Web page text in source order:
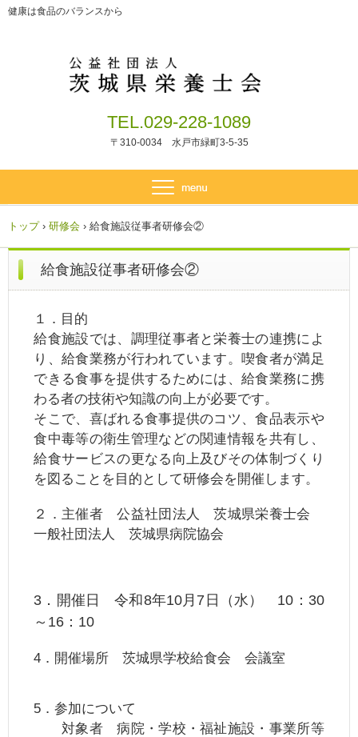
健康は食品のバランスから
TEL.029-228-1089
〒310-0034 水戸市緑町3-5-35
トップ › 研修会 › 給食施設従事者研修会②
給食施設従事者研修会②
１．目的
給食施設では、調理従事者と栄養士の連携によ
り、給食業務が行われています。喫食者が満足
できる食事を提供するためには、給食業務に携
わる者の技術や知識の向上が必要です。
そこで、喜ばれる食事提供のコツ、食品表示や
食中毒等の衛生管理などの関連情報を共有し、
給食サービスの更なる向上及びその体制づくり
を図ることを目的として研修会を開催します。
２．主催者 公益社団法人 茨城県栄養士会
一般社団法人 茨城県病院協会
3．開催日 令和8年10月7日（水） 10：30
～16：10
4．開催場所 茨城県学校給食会 会議室
5．参加について
対象者 病院・学校・福祉施設・事業所等